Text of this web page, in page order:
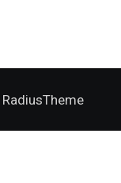
RadiusTheme